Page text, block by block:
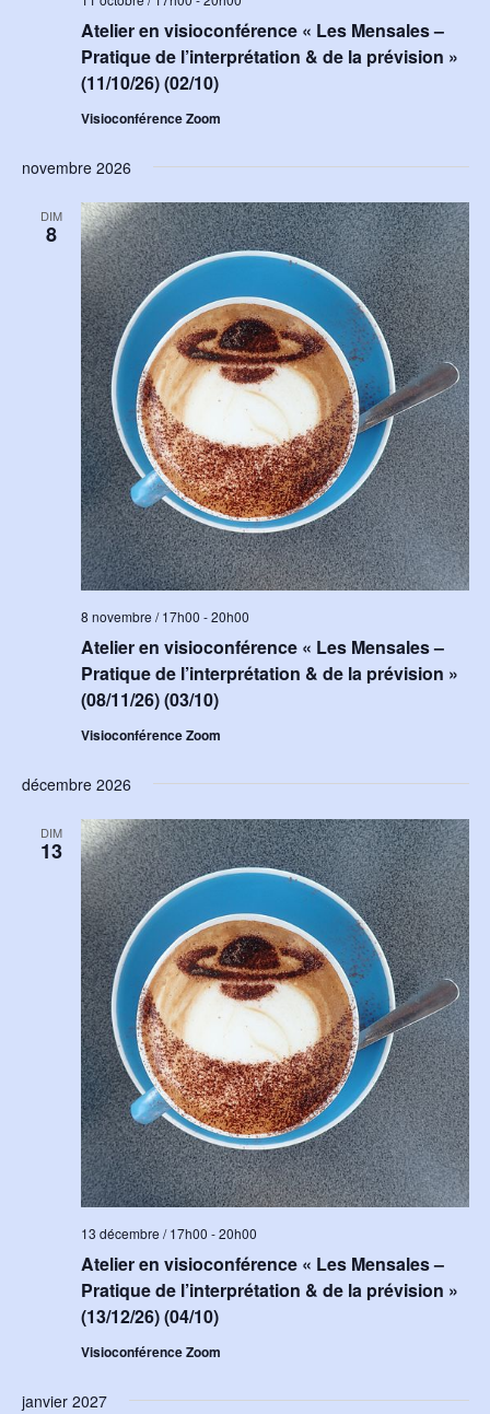
Atelier en visioconférence « Les Mensales –
Pratique de l’interprétation & de la prévision »
(11/10/26) (02/10)
Visioconférence Zoom
novembre 2026
DIM
8
Atelier en visioconférence « Les Mensales –
Pratique de l’interprétation & de la prévision »
(08/11/26) (03/10)
8 novembre / 17h00 -20h00
Visioconférence Zoom
décembre 2026
DIM
13
Atelier en visioconférence « Les Mensales –
Pratique de l’interprétation & de la prévision »
(13/12/26) (04/10)
13 décembre / 17h00 -20h00
Visioconférence Zoom
janvier 2027